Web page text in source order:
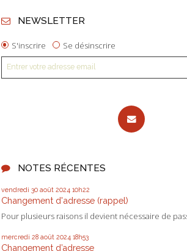
NEWSLETTER
S'inscrire Se désinscrire
NOTES RÉCENTES
vendredi 30 août 2024 10h22
Changement d'adresse (rappel)
Pour plusieurs raisons il devient nécessaire de
mercredi 28 août 2024 18h53
Changement d’adresse